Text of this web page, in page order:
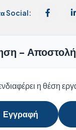
Social:
-
η θέση
Εγγραφή